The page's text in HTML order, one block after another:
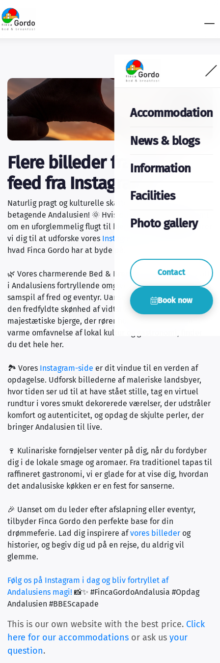
Accommodation
News & blogs
Information
Facilities
Photo gallery
Contact
Book now
Flere billeder fra vores
feed fra Instagram
Naturlig pragt og kulturelle skatte venter på dig i det
betagende Andalusien! 🌞 Hvis du nogensinde har drømt
om en uforglemmelig flugt til hjertet af Spanien, inviterer
vi dig til at udforske vores Instagram-side
hvad Finca Gordo har at byde på.
🌿 Vores charmerende Bed & Breakfast, beliggende midt
i Andalusiens fortryllende omgivelser, lover et harmonisk
samspil af fred og eventyr. Uanset om du længes efter
den fredfyldte skønhed af vidtstrakte olivenlunde, de
majestætiske bjerge, der rører horisonten, eller den
varme omfavnelse af lokal kultur og gastronomi, finder
du det hele her.
🏞️ Vores Instagram-side er dit vindue til en verden af
opdagelse. Udforsk billederne af maleriske landsbyer,
hvor tiden ser ud til at have stået stille, tag en virtuel
rundtur i vores smukt dekorerede værelser, der udstråler
komfort og autenticitet, og opdag de skjulte perler, der
bringer Andalusien til live.
🍷 Kulinariske fornøjelser venter på dig, når du fordyber
dig i de lokale smage og aromaer. Fra traditionel tapas til
raffineret gastronomi, vi er glade for at vise dig, hvordan
det andalusiske køkken er en fest for sanserne.
🎉 Uanset om du leder efter afslapning eller eventyr,
tilbyder Finca Gordo den perfekte base for din
drømmeferie. Lad dig inspirere afvores billeder og
historier, og begiv dig ud på en rejse, du aldrig vil
glemme.
Følg os på Instagram i dag og bliv fortryllet af
Andalusiens magi! 📸✨ #FincaGordoAndalusia #Opdag
Andalusien #BBEScapade
This is our own website with the best price. Click
here for our accommodations or ask us your
question.